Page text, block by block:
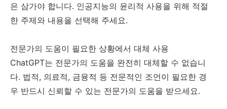
은 삼가야 합니다. 인공지능의 윤리적 사용을 위해 적절
한 주제와 내용을 선택해 주세요.
전문가의 도움이 필요한 상황에서 대체 사용
ChatGPT는 전문가의 도움을 완전히 대체할 수 없습니
다. 법적, 의료적, 금융적 등 전문적인 조언이 필요한 경
우 반드시 신뢰할 수 있는 전문가의 도움을 받으세요.